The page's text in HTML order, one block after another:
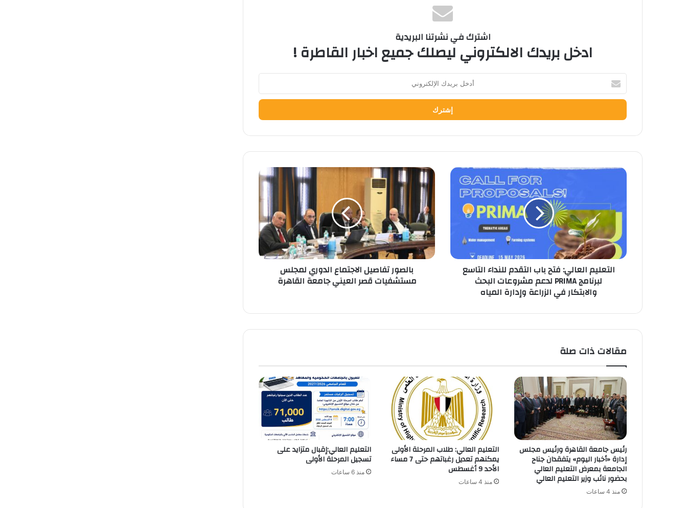
اشترك في نشرتنا البريدية
ادخل بريدك الالكتروني ليصلك جميع اخبار القاطرة !
بريدك
الإلكتروني
التعليم
التقدم
للنداء
التاسع
لبرنامج
PRIMA
لدعم
مشروعات
في
التعليم العالي: فتح باب التقدم للنداء التاسع
لبرنامج PRIMA لدعم مشروعات البحث
والابتكار في الزراعة وإدارة المياه
بالصور
تفاصيل
الاجتماع
الدوري
لمجلس
مستشفيات
قصر
العيني
جامعة
بالصور تفاصيل الاجتماع الدوري لمجلس
مستشفيات قصر العيني جامعة القاهرة
مقالات ذات صلة
رئيس جامعة القاهرة ورئيس مجلس
إدارة «أخبار اليوم» يتفقدان جناح
الجامعة بمعرض التعليم العالي
بحضور نائب وزير التعليم العالي
منذ 4 ساعات
التعليم العالي: طلاب المرحلة الأولى
يمكنهم تعديل رغباتهم حتى 7 مساء
الأحد 9 أغسطس
منذ 4 ساعات
التعليم العالي:إقبال متزايد على
تسجيل المرحلة الأولى
منذ 6 ساعات